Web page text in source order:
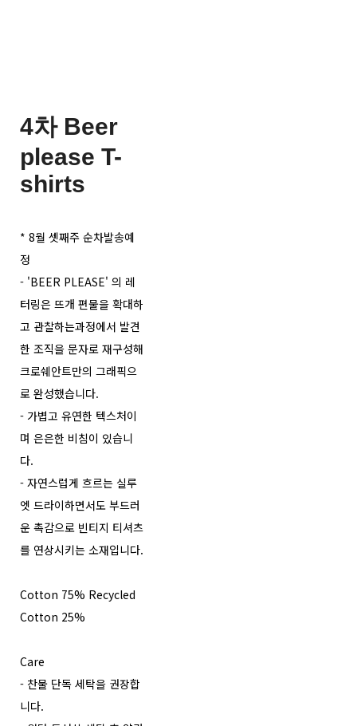
4차 Beer
please T-
shirts
* 8월 셋째주 순차발송예
정
- 'BEER PLEASE' 의 레
터링은 뜨개 편물을 확대하
고 관찰하는과정에서 발견
한 조직을 문자로 재구성해
크로쉐안트만의 그래픽으
로 완성했습니다.
- 가볍고 유연한 텍스처이
며 은은한 비침이 있습니
다.
- 자연스럽게 흐르는 실루
엣 드라이하면서도 부드러
운 촉감으로 빈티지 티셔츠
를 연상시키는 소재입니다.
Cotton 75% Recycled
Cotton 25%
Care
- 찬물 단독 세탁을 권장합
니다.